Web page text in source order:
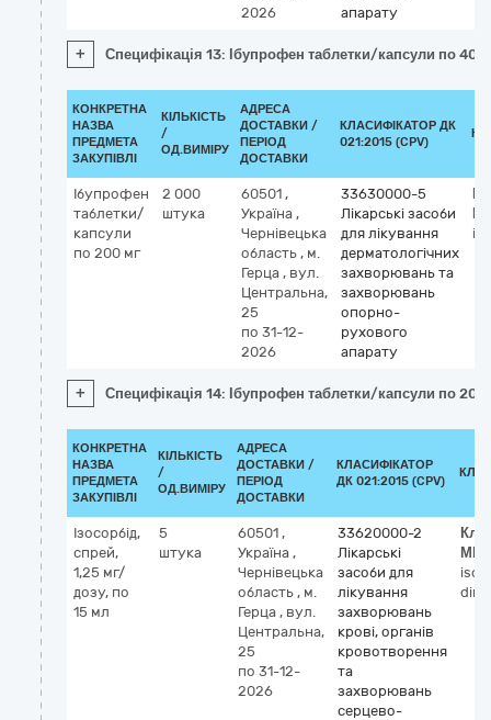
2026
апарату
+ Специфікація 13: Ібупрофен таблетки/капсули по 400
КОНКРЕТНА
НАЗВА
ПРЕДМЕТА
ЗАКУПІВЛІ
КІЛЬКІСТЬ
/
ОД.ВИМІРУ
АДРЕСА
ДОСТАВКИ /
ПЕРІОД
ДОСТАВКИ
КЛАСИФІКАТОР ДК
021:2015 (CPV)
Ібупрофен
таблетки/
капсули
по 200 мг
2 000
штука
60501 ,
Україна ,
Чернівецька
область , м.
Герца , вул.
Центральна,
25
по 31-12-
2026
33630000-5
Лікарські засоби
для лікування
дерматологічних
захворювань та
захворювань
опорно-
рухового
апарату
+ Специфікація 14: Ібупрофен таблетки/капсули по 200
КОНКРЕТНА
НАЗВА
ПРЕДМЕТА
ЗАКУПІВЛІ
КІЛЬКІСТЬ
/
ОД.ВИМІРУ
АДРЕСА
ДОСТАВКИ /
ПЕРІОД
ДОСТАВКИ
КЛАСИФІКАТОР
ДК 021:2015 (CPV)
Ізосорбід,
спрей,
1,25 мг/
дозу, по
15 мл
5
штука
60501 ,
Україна ,
Чернівецька
область , м.
Герца , вул.
Центральна,
25
по 31-12-
2026
33620000-2
Лікарські
засоби для
лікування
захворювань
крові, органів
кровотворення
та
захворювань
серцево-
МНН